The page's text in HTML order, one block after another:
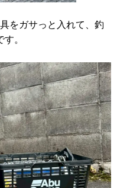
をガサっと入れて、釣
。